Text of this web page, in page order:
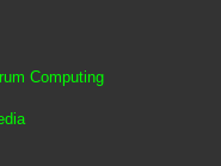
Computing